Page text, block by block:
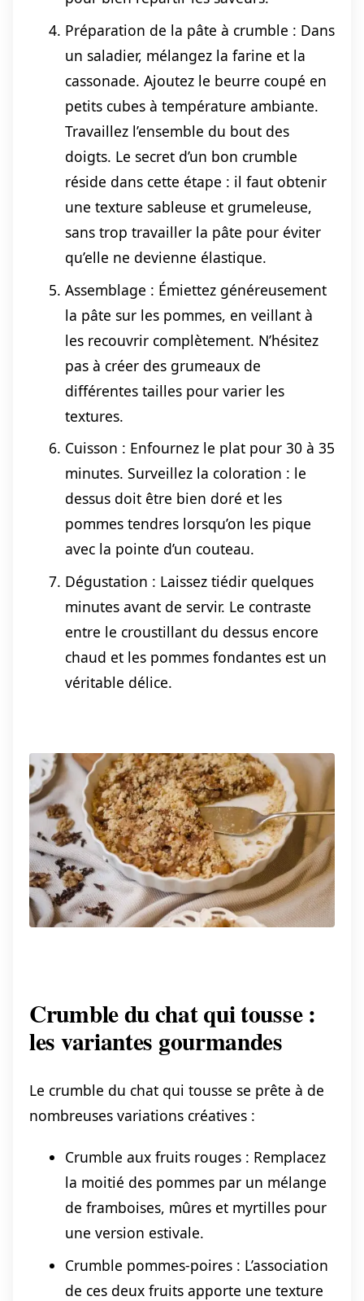
Préparation de la pâte à crumble : Dans
un saladier, mélangez la farine et la
cassonade. Ajoutez le beurre coupé en
petits cubes à température ambiante.
Travaillez l’ensemble du bout des
doigts. Le secret d’un bon crumble
réside dans cette étape : il faut obtenir
une texture sableuse et grumeleuse,
sans trop travailler la pâte pour éviter
qu’elle ne devienne élastique.
Assemblage : Émiettez généreusement
la pâte sur les pommes, en veillant à
les recouvrir complètement. N’hésitez
pas à créer des grumeaux de
différentes tailles pour varier les
textures.
Cuisson : Enfournez le plat pour 30 à 35
minutes. Surveillez la coloration : le
dessus doit être bien doré et les
pommes tendres lorsqu’on les pique
avec la pointe d’un couteau.
Dégustation : Laissez tiédir quelques
minutes avant de servir. Le contraste
entre le croustillant du dessus encore
chaud et les pommes fondantes est un
véritable délice.
Crumble du chat qui tousse :
les variantes gourmandes
Le crumble du chat qui tousse se prête à de
nombreuses variations créatives :
Crumble aux fruits rouges : Remplacez
la moitié des pommes par un mélange
de framboises, mûres et myrtilles pour
une version estivale.
Crumble pommes-poires : L’association
de ces deux fruits apporte une texture